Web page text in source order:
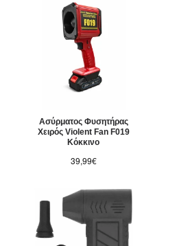
Ασύρματος Φυσητήρας
Χειρός Violent Fan F019
Κόκκινο
39,99€